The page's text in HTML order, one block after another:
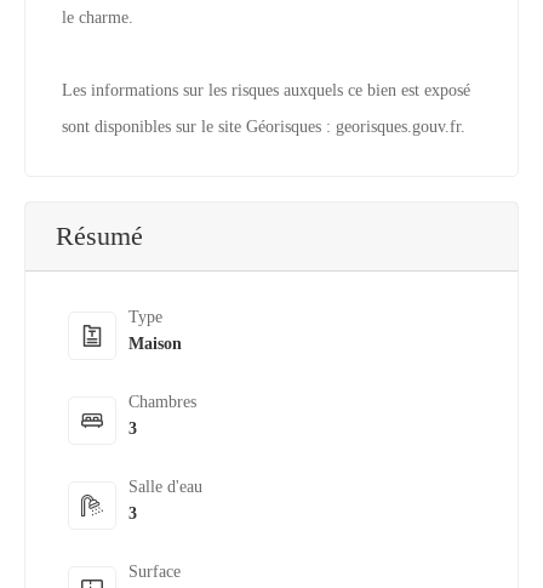
le charme.
Les informations sur les risques auxquels ce bien est exposé
sont disponibles sur le site Géorisques : georisques.gouv.fr.
Résumé
Type
Maison
Chambres
3
Salle d'eau
3
Surface